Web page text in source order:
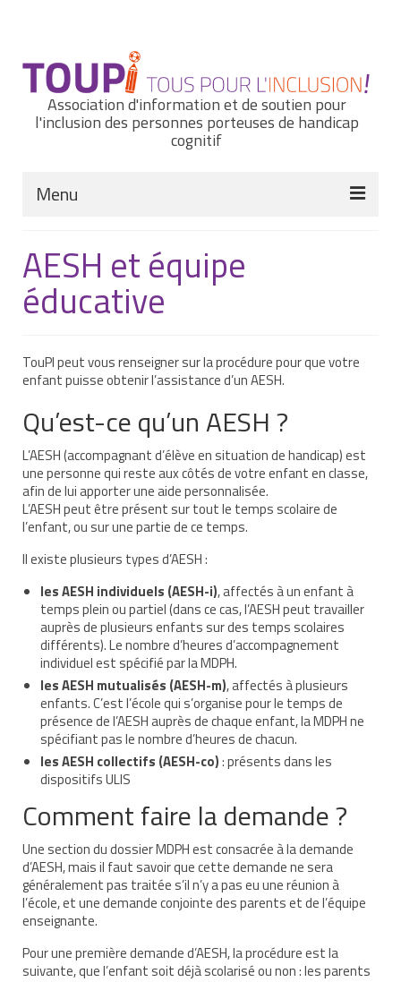
Association d'information et de soutien pour
l'inclusion des personnes porteuses de handicap
cognitif
Menu
Nous connaître
Notre histoire
Nos missions et nos valeurs
Notre équipe
Nous contacter
Nos partenaires
Nos livres
Nos livres adaptés
Soins bucco-dentaires
Les troubles sensoriels
Aide aux démarches
Dossier MDPH
Projet de vie
Demande d’allocations
Demande d’orientation
Demande d’AVS
Autres aides financières
Aides destinées aux fonctionnaires
AESH et équipe
éducative
TouPI peut vous renseigner sur la procédure pour que votre
enfant puisse obtenir l’assistance d’un AESH.
Qu’est-ce qu’un AESH ?
L’AESH (accompagnant d’élève en situation de handicap) est
une personne qui reste aux côtés de votre enfant en classe,
afin de lui apporter une aide personnalisée.
L’AESH peut être présent sur tout le temps scolaire de
l’enfant, ou sur une partie de ce temps.
Il existe plusieurs types d’AESH :
les AESH individuels (AESH-i), affectés à un enfant à
temps plein ou partiel (dans ce cas, l’AESH peut travailler
auprès de plusieurs enfants sur des temps scolaires
différents). Le nombre d’heures d’accompagnement
individuel est spécifié par la MDPH.
les AESH mutualisés (AESH-m), affectés à plusieurs
enfants. C’est l’école qui s’organise pour le temps de
présence de l’AESH auprès de chaque enfant, la MDPH ne
spécifiant pas le nombre d’heures de chacun.
les AESH collectifs (AESH-co): présents dans les
dispositifs ULIS
Comment faire la demande ?
Une section du dossier MDPH est consacrée à la demande
d’AESH, mais il faut savoir que cette demande ne sera
généralement pas traitée s’il n’y a pas eu une réunion à
l’école, et une demande conjointe des parents et de l’équipe
enseignante.
Pour une première demande d’AESH, la procédure est la
suivante, que l’enfant soit déjà scolarisé ou non : les parents